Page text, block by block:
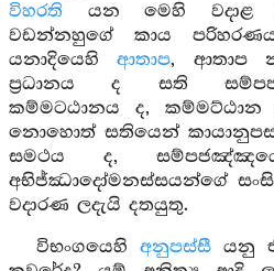
විහරති යන මෙහි වදාළ
වඩන්නහුගේ කාය
යනාදියෙහිආතාප, ආතාප
ප්‍රධානය ද සති
කම්මටඨානය ද, කම්මට්ඨාන
නොහොත් සතියෙන්
සමථය ද,
අභිජ්ඣාදෝමනස්සයන්ගේ
වදාරණ ලදැයි දතයුතු.
විභංගයෙහි අනුපස්සීයනු